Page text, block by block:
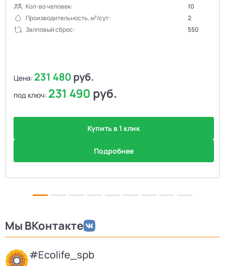
Кол-во человек:
10
Производительность, м³/сут:
2
Залповый сброс:
550
Цена: 231 480 руб.
под ключ: 231 490 руб.
Купить в 1 клик
Подробнее
Мы ВКонтакте
#Ecolife_spb